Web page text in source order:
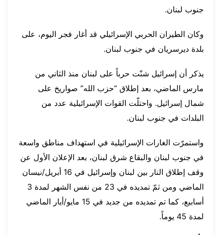
جنوب لبنان.
وكان الطيران الحربي الإسرائيلي قد أغار فجر اليوم، على
بلدة ديرسريان في جنوب لبنان.
يذكر أن إسرائيل شنّت حرباً على لبنان منذ الثاني من
مارس الماضي، بعد إطلاق “حزب الله” صواريخ على
شمال إسرائيل. واحتلّت القوات الإسرائيلية عدد من
البلدات في جنوب لبنان.
واستمرّت الغارات الإسرائيلية في استهداف مناطق واسعة
في جنوب لبنان والبقاع شرق لبنان، بعد الإعلان الأول عن
وقف إطلاق النار بين لبنان وإسرائيل في 16 أبريل/نيسان
الماضي ومن ثمّ تمديده في 23 من نفس الشهر لمدة 3
أسابيع، كما تم تمديده من جديد في 15 مايو/أيار الماضي
لمدة 45 يوماً.